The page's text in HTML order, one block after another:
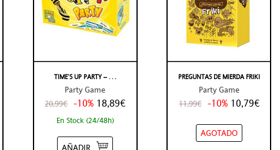
TIME’S UP PARTY – . . .
Party Game
20,99€ -10% 18,89€
En Stock (24/48h)
PREGUNTAS DE MIERDA FRIKI
Party Game
11,99€ -10% 10,79€
AGOTADO